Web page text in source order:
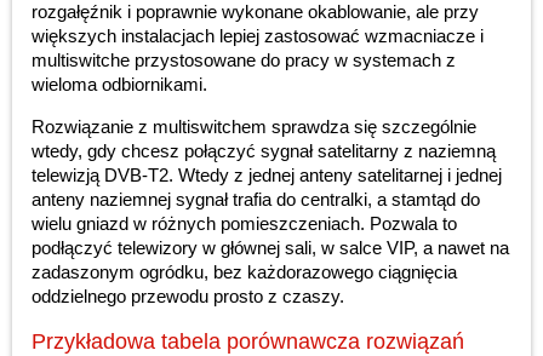
rozgałęźnik i poprawnie wykonane okablowanie, ale przy
większych instalacjach lepiej zastosować wzmacniacze i
multiswitche przystosowane do pracy w systemach z
wieloma odbiornikami.
Rozwiązanie z multiswitchem sprawdza się szczególnie
wtedy, gdy chcesz połączyć sygnał satelitarny z naziemną
telewizją DVB-T2. Wtedy z jednej anteny satelitarnej i jednej
anteny naziemnej sygnał trafia do centralki, a stamtąd do
wielu gniazd w różnych pomieszczeniach. Pozwala to
podłączyć telewizory w głównej sali, w salce VIP, a nawet na
zadaszonym ogródku, bez każdorazowego ciągnięcia
oddzielnego przewodu prosto z czaszy.
Przykładowa tabela porównawcza rozwiązań